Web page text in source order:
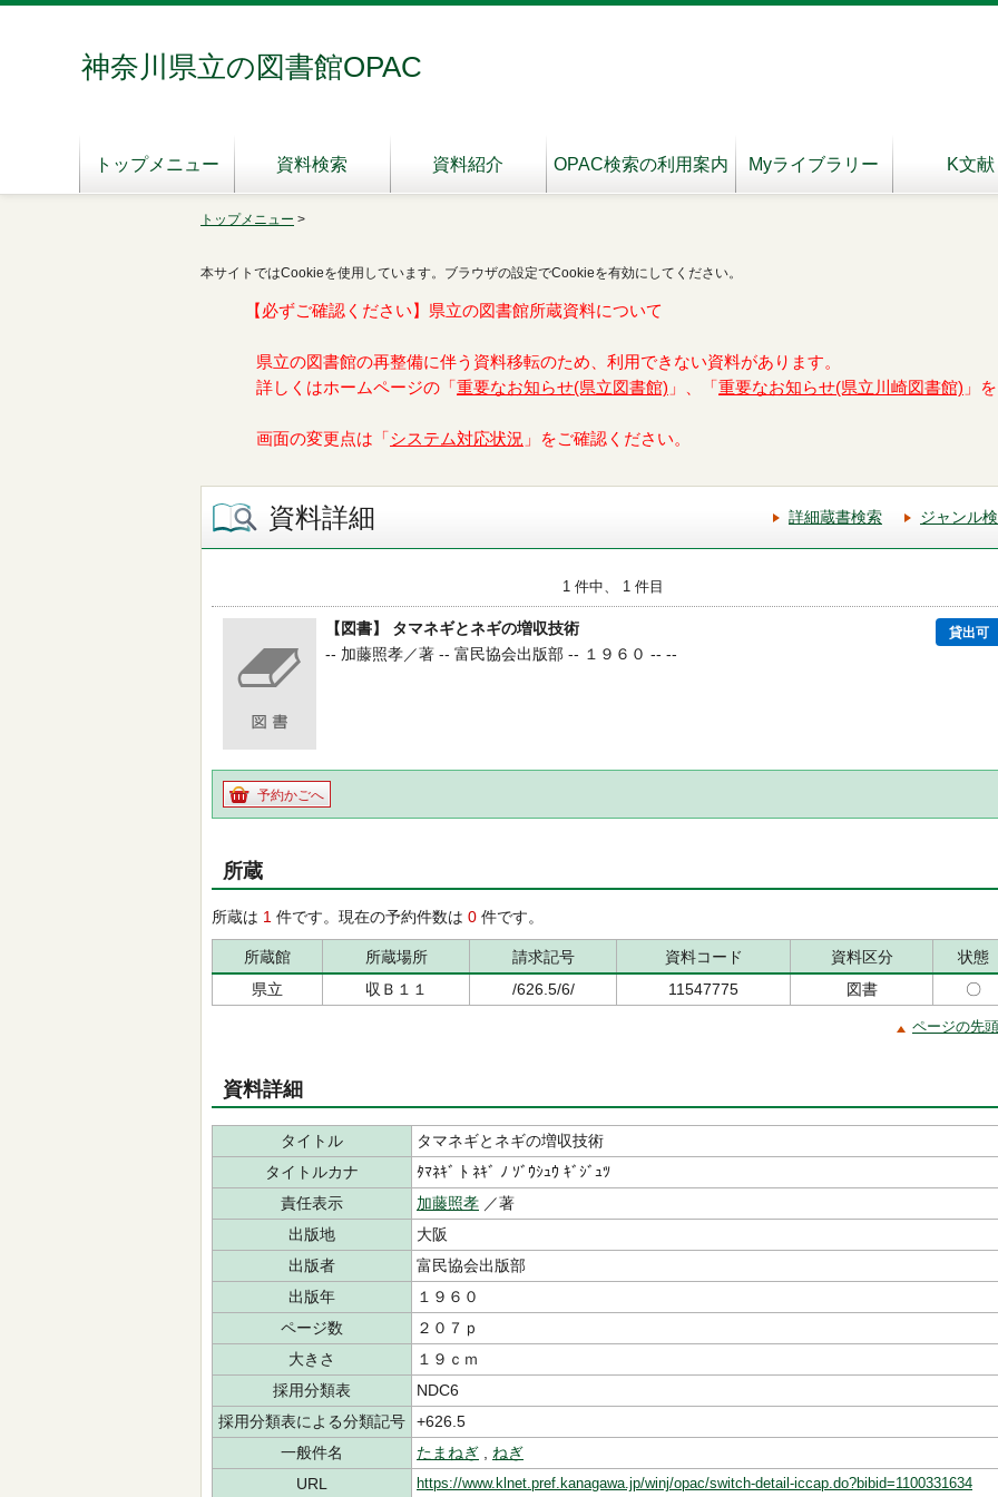
神奈川県立の図書館OPAC
トップメニュー 資料検索 資料紹介 OPAC検索の利用案内 Myライブラリー K文献
トップメニュー >
本サイトではCookieを使用しています。ブラウザの設定でCookieを有効にしてください。
【必ずご確認ください】県立の図書館所蔵資料について
県立の図書館の再整備に伴う資料移転のため、利用できない資料があります。
詳しくはホームページの「 重要なお知らせ(県立図書館) 」、「 重要なお知らせ(県立川崎図書館) 」
画面の変更点は「 システム対応状況 」をご確認ください。
資料詳細 詳細蔵書検索 ジャンル
1 件中、 1 件目
【図書】 タマネギとネギの増収技術 貸出可
-- 加藤照孝／著 -- 富民協会出版部 -- １９６０ -- --
予約かごへ
所蔵
所蔵は 1 件です。現在の予約件数は 0 件です。
所蔵館 所蔵場所 請求記号 資料コード 資料区分
状態
県立
収Ｂ１１ /626.5/6/ 11547775 図書 〇
ページの先
資料詳細
タイトル
タマネギとネギの増収技術
タイトルカナ
ﾀﾏﾈｷﾞ ﾄ ﾈｷﾞ ﾉ ｿﾞｳｼｭｳ ｷﾞｼﾞｭﾂ
責任表示
加藤照孝 ／著
出版地
大阪
出版者
富民協会出版部
出版年
１９６０
ページ数
２０７ｐ
大きさ
１９ｃｍ
採用分類表
NDC6
採用分類表による分類記号
+626.5
一般件名
たまねぎ
ねぎ
URL
https://www.klnet.pref.kanagawa.jp/winj/opac/switch-detail-iccap.do?bibid=1100331634